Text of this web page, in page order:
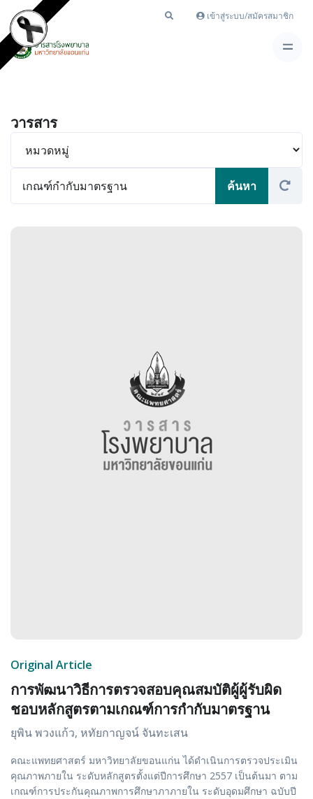
เข้าสู่ระบบ/สมัครสมาชิก
วารสาร
Original Article
การพัฒนาวิธีการตรวจสอบคุณสมบัติผู้ผู้รับผิด
ชอบหลักสูตรตามเกณฑ์การกำกับมาตรฐาน
ยุพิน พวงแก้ว, หทัยกาญจน์ จันทะเสน
คณะแพทยศาสตร์ มหาวิทยาลัยขอนแก่น ได้ดำเนินการตรวจประเมิน
คุณภาพภายใน ระดับหลักสูตรตั้งแต่ปีการศึกษา 2557 เป็นต้นมา ตาม
เกณฑ์การประกันคุณภาพการศึกษาภาภายใน ระดับอุดมศึกษา ฉบับปี